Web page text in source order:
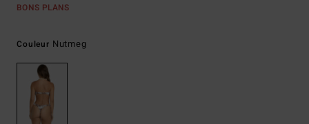
BONS PLANS
Couleur Nutmeg